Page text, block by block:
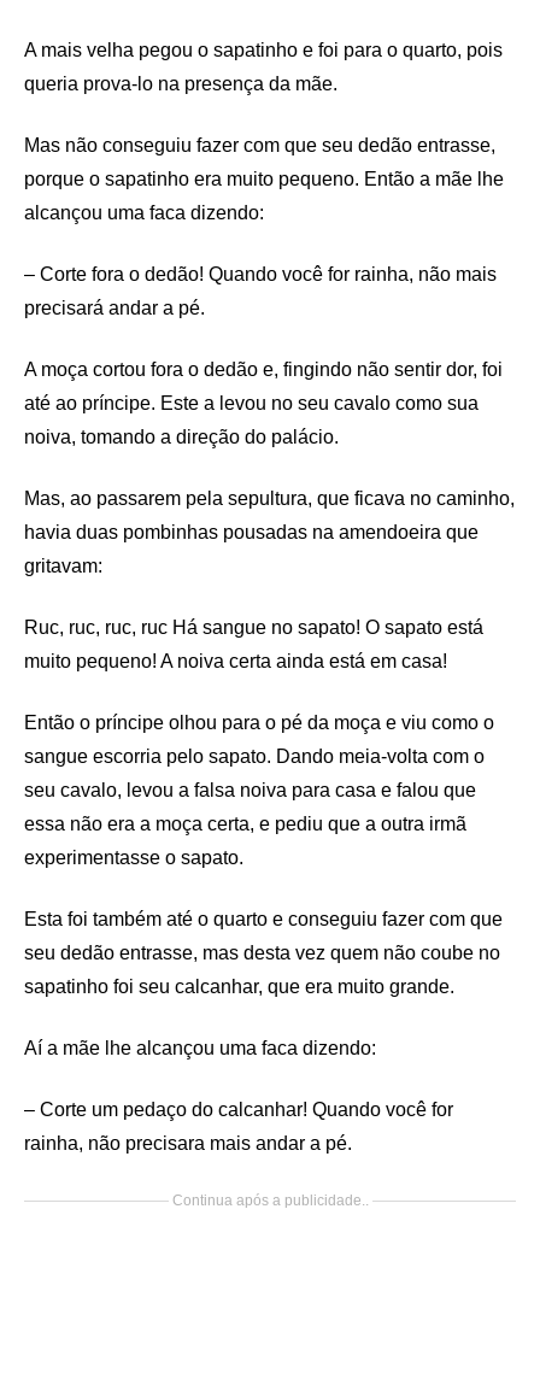
A mais velha pegou o sapatinho e foi para o quarto, pois
queria prova-lo na presença da mãe.
Mas não conseguiu fazer com que seu dedão entrasse,
porque o sapatinho era muito pequeno. Então a mãe lhe
alcançou uma faca dizendo:
– Corte fora o dedão! Quando você for rainha, não mais
precisará andar a pé.
A moça cortou fora o dedão e, fingindo não sentir dor, foi
até ao príncipe. Este a levou no seu cavalo como sua
noiva, tomando a direção do palácio.
Mas, ao passarem pela sepultura, que ficava no caminho,
havia duas pombinhas pousadas na amendoeira que
gritavam:
Ruc, ruc, ruc, ruc Há sangue no sapato! O sapato está
muito pequeno! A noiva certa ainda está em casa!
Então o príncipe olhou para o pé da moça e viu como o
sangue escorria pelo sapato. Dando meia-volta com o
seu cavalo, levou a falsa noiva para casa e falou que
essa não era a moça certa, e pediu que a outra irmã
experimentasse o sapato.
Esta foi também até o quarto e conseguiu fazer com que
seu dedão entrasse, mas desta vez quem não coube no
sapatinho foi seu calcanhar, que era muito grande.
Aí a mãe lhe alcançou uma faca dizendo:
– Corte um pedaço do calcanhar! Quando você for
rainha, não precisara mais andar a pé.
Continua após a publicidade..